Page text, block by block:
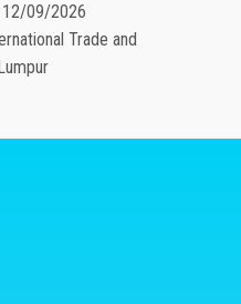
09/2026
Trade and